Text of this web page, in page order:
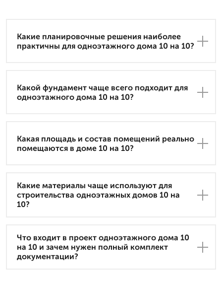
Какие планировочные решения наиболее
практичны для одноэтажного дома 10 на 10?
Какой фундамент чаще всего подходит для
одноэтажного дома 10 на 10?
Какая площадь и состав помещений реально
помещаются в доме 10 на 10?
Какие материалы чаще используют для
строительства одноэтажных домов 10 на
10?
Что входит в проект одноэтажного дома 10
на 10 и зачем нужен полный комплект
документации?